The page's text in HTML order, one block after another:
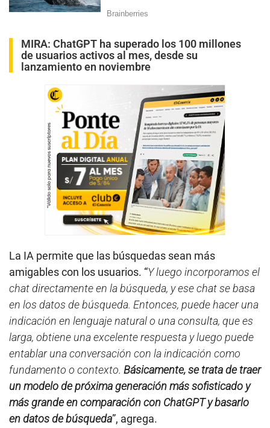
MIRA: ChatGPT ha superado los 100 millones
de usuarios activos al mes, desde su
lanzamiento en noviembre
La IA permite que las búsquedas sean más
amigables con los usuarios. “Y luego incorporamos el
chat directamente en la búsqueda, y ese chat se basa
en los datos de búsqueda. Entonces, puede hacer una
indicación en lenguaje natural o una consulta, que es
larga, obtiene una excelente respuesta y luego puede
entablar una conversación con la indicación como
fundamento o contexto. Básicamente, se trata de traer
un modelo de próxima generación más sofisticado y
más grande en comparación con ChatGPT y basarlo
en datos de búsqueda”, agrega.